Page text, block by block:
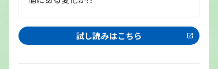
試し読みはこちら